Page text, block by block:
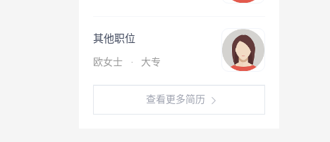
其他职位
欧女士 · 大专
查看更多简历